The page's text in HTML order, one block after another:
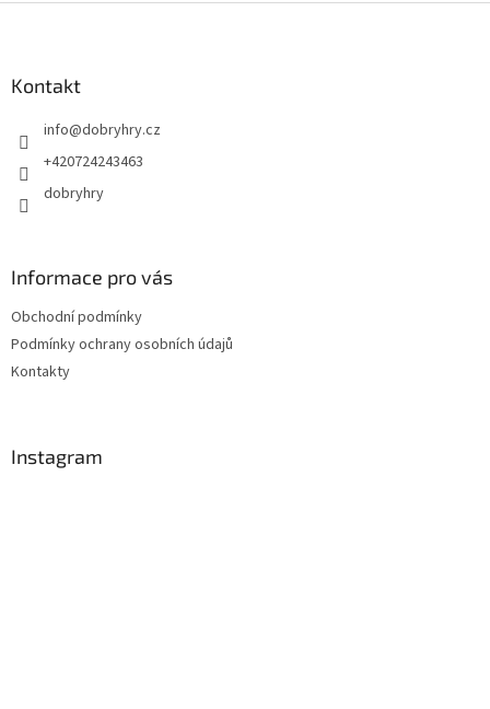
Kontakt
info@dobryhry.cz
+420724243463
dobryhry
Informace pro vás
Obchodní podmínky
Podmínky ochrany osobních údajů
Kontakty
Instagram